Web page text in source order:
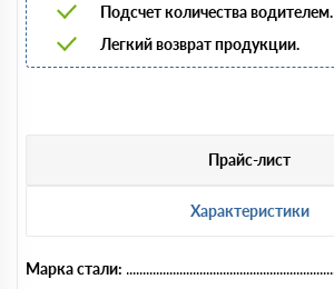
Подсчет количества водителем.
Легкий возврат продукции.
Прайс-лист
Характеристики
Марка стали: